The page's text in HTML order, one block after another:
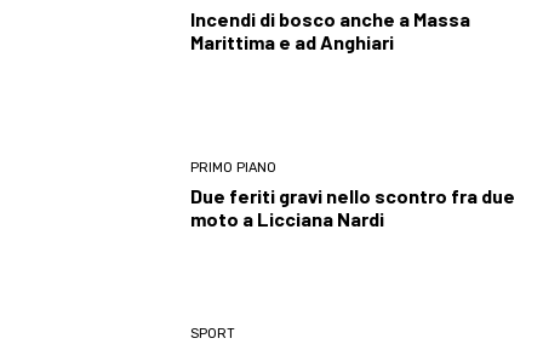
Incendi di bosco anche a Massa
Marittima e ad Anghiari
PRIMO PIANO
Due feriti gravi nello scontro fra due
moto a Licciana Nardi
SPORT